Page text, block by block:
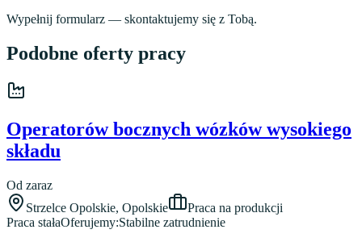
Wypełnij formularz — skontaktujemy się z Tobą.
Podobne oferty pracy
Operatorów bocznych wózków wysokiego
składu
Od zaraz
Strzelce Opolskie, Opolskie
Praca na produkcji
Praca stałaOferujemy:Stabilne zatrudnienie